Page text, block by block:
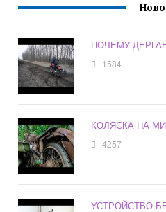
ПОЧЕМУ
1584
КОЛЯСКА НА
4257
УСТРОЙСТВО